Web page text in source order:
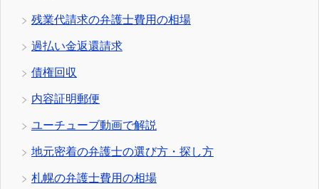
残業代請求の弁護士費用の相場
過払い金返還請求
債権回収
内容証明郵便
ユーチューブ動画で解説
地元密着の弁護士の選び方・探し方
札幌の弁護士費用の相場